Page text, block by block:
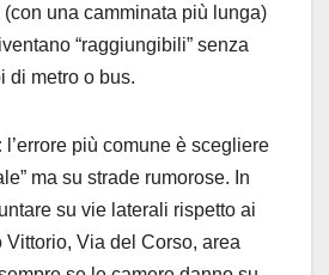
(con una camminata più lunga)
“raggiungibili” senza
di metro o bus.
l’errore più comune è scegliere
ma su strade rumorose. In
su vie laterali rispetto ai
Via del Corso, area